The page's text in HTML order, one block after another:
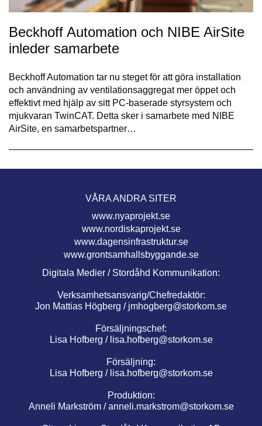
Beckhoff Automation och NIBE AirSite
inleder samarbete
Beckhoff Automation tar nu steget för att göra installation
och användning av ventilationsaggregat mer öppet och
effektivt med hjälp av sitt PC-baserade styrsystem och
mjukvaran TwinCAT. Detta sker i samarbete med NIBE
AirSite, en samarbetspartner…
VÅRA ANDRA SITER
www.nyaprojekt.se
www.nordiskaprojekt.se
www.dagensinfrastruktur.se
www.grontsamhallsbyggande.se
Digitala Medier / Stordåhd Kommunikation:
Verksamhetsansvarig/Chefredaktör:
Jon Mattias Högberg / jmhogberg@storkom.se
Försäljningschef:
Lisa Hofberg / lisa.hofberg@storkom.se
Försäljning:
Lisa Hofberg / lisa.hofberg@storkom.se
Produktion:
Anneli Markström /anneli.markstrom@storkom.se